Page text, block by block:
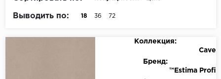
Выводить по: 18 36 72
Коллекция:
Cave
Бренд:
™Estima Profi